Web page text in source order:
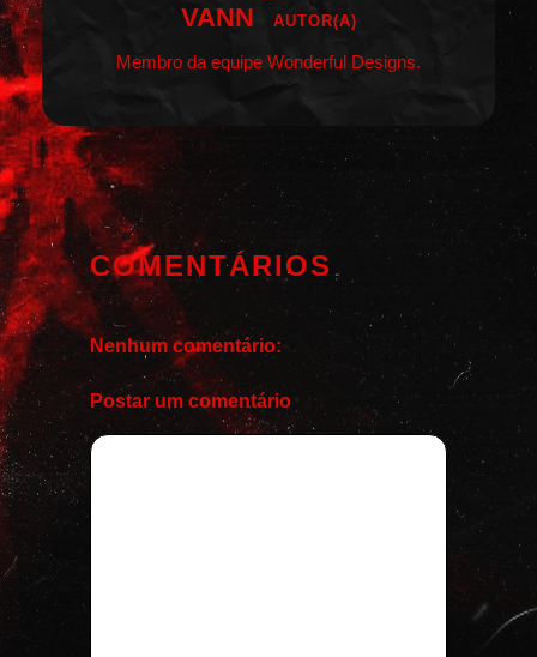
VANN AUTOR(A)
Membro da equipe Wonderful Designs.
COMENTÁRIOS
Nenhum comentário:
Postar um comentário